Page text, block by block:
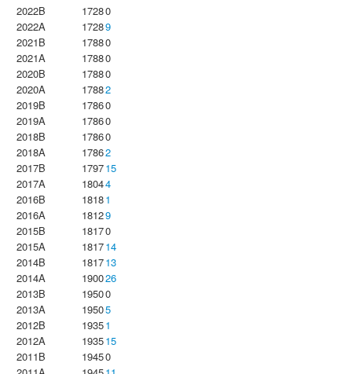
2022B
17280
2022A
17289
2021B
17880
2021A
17880
2020B
17880
2020A
17882
2019B
17860
2019A
17860
2018B
17860
2018A
17862
2017B
179715
2017A
18044
2016B
18181
2016A
18129
2015B
18170
2015A
181714
2014B
181713
2014A
190026
2013B
19500
2013A
19505
2012B
19351
2012A
193515
2011B
19450